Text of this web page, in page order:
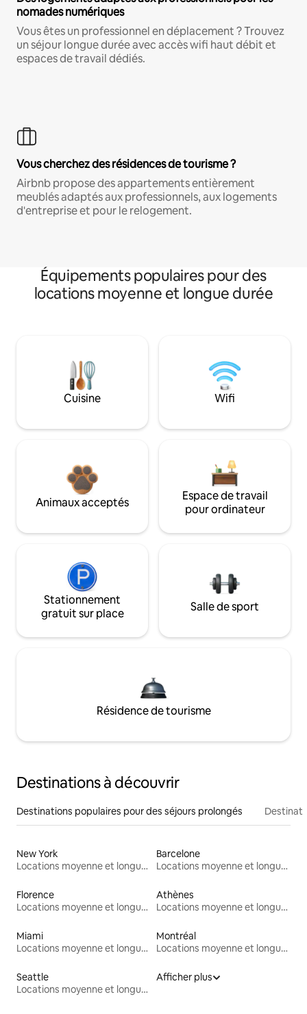
nomades numériques
Vous êtes un professionnel en déplacement ? Trouvez
un séjour longue durée avec accès wifi haut débit et
espaces de travail dédiés.
Vous cherchez des résidences de tourisme ?
Airbnb propose des appartements entièrement
meublés adaptés aux professionnels, aux logements
d'entreprise et pour le relogement.
Équipements populaires pour des
locations moyenne et longue durée
Cuisine Wifi
Animaux acceptés
Espace de travail
pour ordinateur
Stationnement
gratuit sur place
Salle de sport
Résidence de tourisme
Destinations à découvrir
Destinations populaires pour des séjours prolongés
New York
Locations moyenne et longue durée
Barcelone
Locations moyenne et longue durée
Florence
Locations moyenne et longue durée
Athènes
Locations moyenne et longue durée
Miami
Locations moyenne et longue durée
Montréal
Locations moyenne et longue durée
Seattle
Locations moyenne et longue durée
Afficher plus